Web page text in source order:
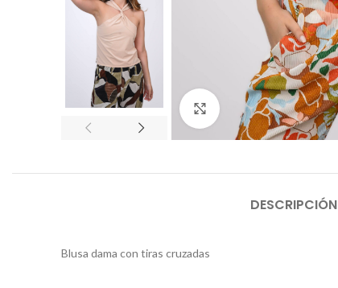
Click to enlarge
DESCRIPCIÓN
Blusa dama con tiras cruzadas